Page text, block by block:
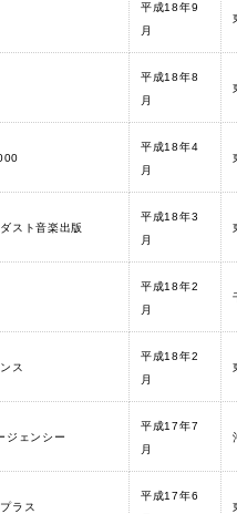
平成18年9
月
平成18年8
月
平成18年4
月
スト音楽出版
平成18年3
月
平成18年2
月
ス
平成18年2
月
ジェンシー
平成17年7
月
ラス
平成17年6